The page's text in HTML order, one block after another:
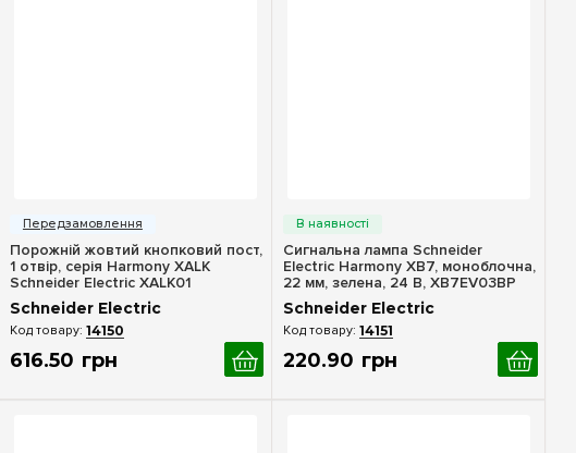
Порожній жовтий кнопковий пост,
1 отвір, серія Harmony XALK
Schneider Electric XALK01
Schneider Electric
14150
616.50 грн
Сигнальна лампа Schneider
Electric Harmony XB7, моноблочна,
22 мм, зелена, 24 В, XB7EV03BP
Schneider Electric
14151
220.90 грн